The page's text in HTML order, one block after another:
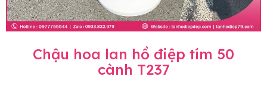
Chậu hoa lan hồ điệp tím 50
cành T237